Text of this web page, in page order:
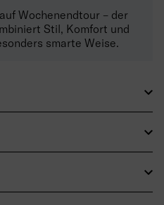
Wochenendtour – der
Stil, Komfort und
smarte Weise.